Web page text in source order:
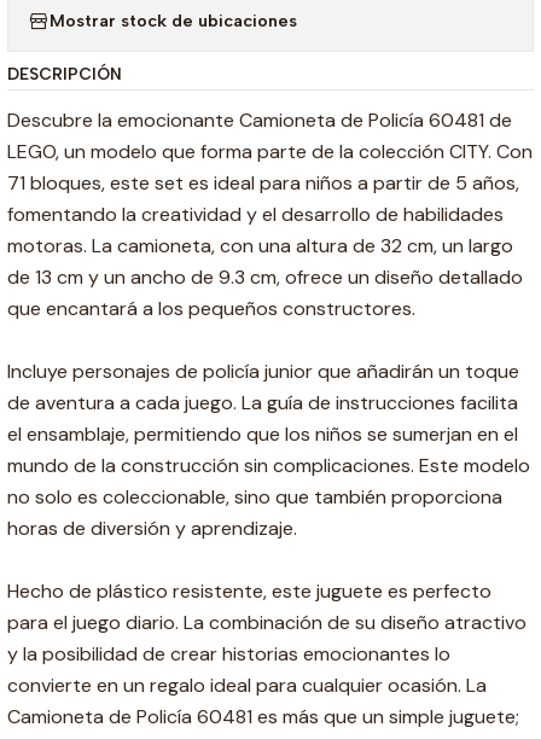
Mostrar stock de ubicaciones
DESCRIPCIÓN
Descubre la emocionante Camioneta de Policía 60481 de
LEGO, un modelo que forma parte de la colección CITY. Con
71 bloques, este set es ideal para niños a partir de 5 años,
fomentando la creatividad y el desarrollo de habilidades
motoras. La camioneta, con una altura de 32 cm, un largo
de 13 cm y un ancho de 9.3 cm, ofrece un diseño detallado
que encantará a los pequeños constructores.
Incluye personajes de policía junior que añadirán un toque
de aventura a cada juego. La guía de instrucciones facilita
el ensamblaje, permitiendo que los niños se sumerjan en el
mundo de la construcción sin complicaciones. Este modelo
no solo es coleccionable, sino que también proporciona
horas de diversión y aprendizaje.
Hecho de plástico resistente, este juguete es perfecto
para el juego diario. La combinación de su diseño atractivo
y la posibilidad de crear historias emocionantes lo
convierte en un regalo ideal para cualquier ocasión. La
Camioneta de Policía 60481 es más que un simple juguete;